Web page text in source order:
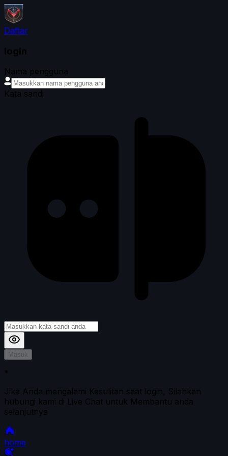
Daftar
login
Nama pengguna
Kata sandi
Masuk
*
Jika Anda mengalami Kesulitan saat login, Silahkan
hubungi kami di Live Chat untuk Membantu anda
selanjutnya
home